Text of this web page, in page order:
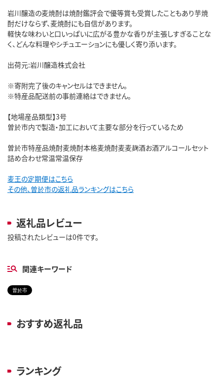
岩川醸造の麦焼酎は焼酎鑑評会で優等賞も受賞したこともあり芋焼
酎だけならず、麦焼酎にも自信があります。
軽快な味わいと口いっぱいに広がる豊かな香りが主張しすぎることな
く、どんな料理やシチュエーションにも優しく寄り添います。
出荷元:岩川醸造株式会社
※寄附完了後のキャンセルはできません。
※特産品配送前の事前連絡はできません。
【地場産品類型】3号
曽於市内で製造・加工において主要な部分を行っているため
曽於市特産品焼酎麦焼酎本格麦焼酎麦麦麹酒お酒アルコールセット
詰め合わせ常温常温保存
麦王の定期便はこちら
その他、曽於市の返礼品ランキングはこちら
返礼品レビュー
投稿されたレビューは0件です。
関連キーワード
曽於市
おすすめ返礼品
ランキング